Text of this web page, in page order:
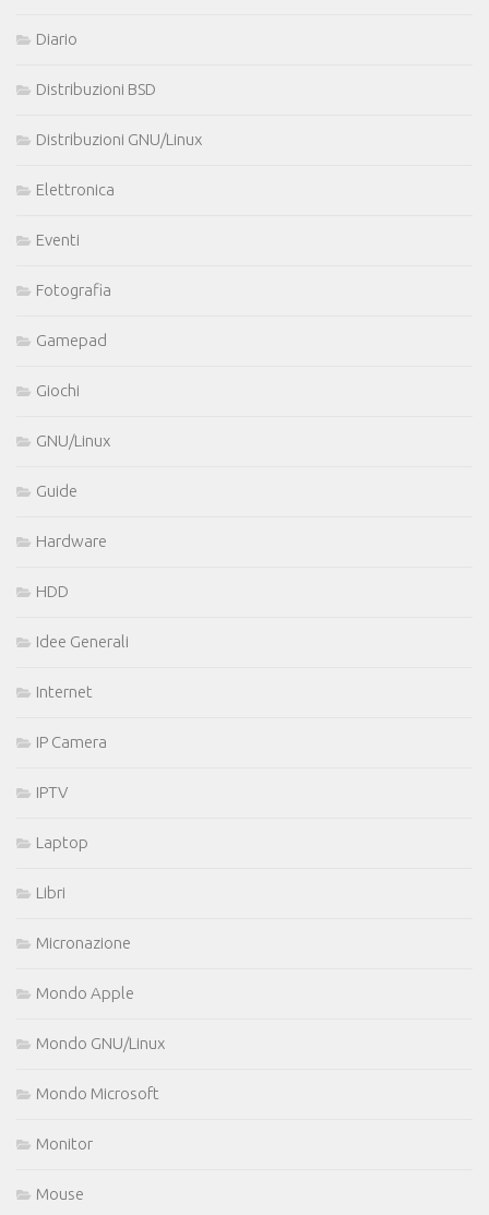
Diario
Distribuzioni BSD
Distribuzioni GNU/Linux
Elettronica
Eventi
Fotografia
Gamepad
Giochi
GNU/Linux
Guide
Hardware
HDD
Idee Generali
Internet
IP Camera
IPTV
Laptop
Libri
Micronazione
Mondo Apple
Mondo GNU/Linux
Mondo Microsoft
Monitor
Mouse